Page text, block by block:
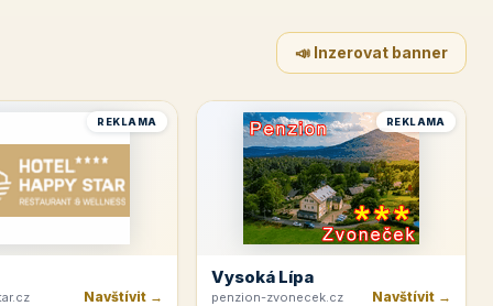
📣 Inzerovat banner
REKLAMA
Navštívit →
REKLAMA
Vysoká Lípa
penzion-zvonecek.cz Navštívit →